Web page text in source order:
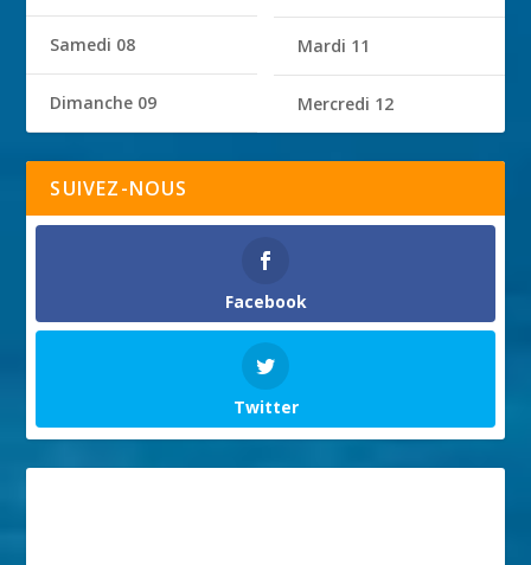
Samedi 08
Dimanche 09
Mardi 11
Mercredi 12
SUIVEZ-NOUS
Facebook
Twitter